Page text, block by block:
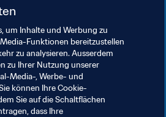
sein, dies zu kontrollieren. Ich
Nationen, dort setzen wir auf
Wären Sanktionen der einzige
zu beseitigen, wäre die
denn die Menschen tendieren
und weniger zu Erziehung und
beides verknüpfen."
um Inhalte und Werbung zu
Funktionen bereitzustellen
zu analysieren. Ausserdem
zu Ihrer Nutzung unserer
Media-, Werbe- und
können Ihre Cookie-
Sie auf die Schaltflächen
dass Ihre